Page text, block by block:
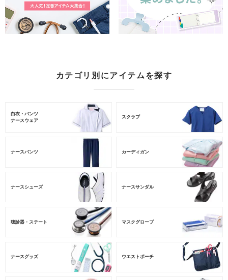
カテゴリ別にアイテムを探す
白衣・パンツ
ナースウェア
スクラブ
ナースパンツ カーディガン
ナースシューズ ナースサンダル
聴診器・ステート マスクグローブ
ナースグッズ ウエストポーチ